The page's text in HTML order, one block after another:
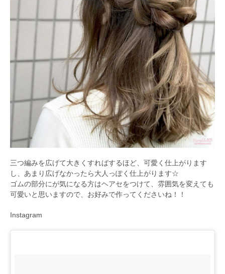
三つ編みを広げて大きくすればするほど、可愛く仕上がります
し、あまり広げなかったら大人っぽく仕上がります☆
ゴムの部分にが気になる方はヘアセをつけて、雰囲気を変えても
可愛いと思いますので、お好みで作ってくださいね！！
Instagram